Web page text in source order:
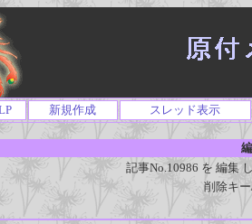
新規作成 スレッド表示
記事No.10986 を 編集
削除キ